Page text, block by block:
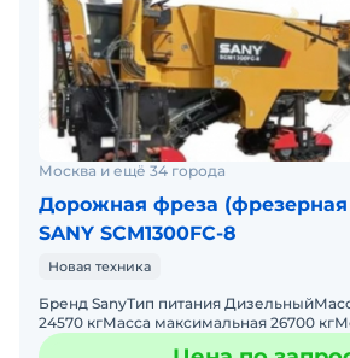
Москва и ещё 34 города
Дорожная фреза
SANY SCM1300FC-8
Новая техника
Бренд SanyТип питания
24570 кгМасса максимальная 26700
DONGFENG CUMMINS